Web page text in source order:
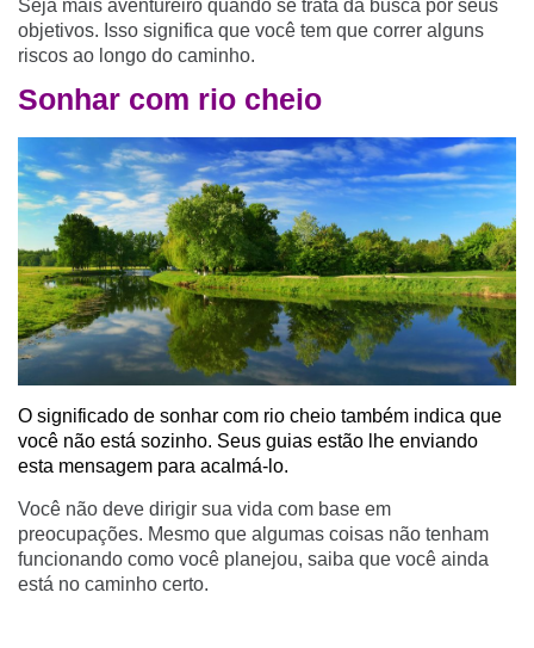
Seja mais aventureiro quando se trata da busca por seus
objetivos. Isso significa que você tem que correr alguns
riscos ao longo do caminho.
Sonhar com rio cheio
O significado de sonhar com rio cheio também indica que
você não está sozinho. Seus guias estão lhe enviando
esta mensagem para acalmá-lo.
Você não deve dirigir sua vida com base em
preocupações. Mesmo que algumas coisas não tenham
funcionando como você planejou, saiba que você ainda
está no caminho certo.